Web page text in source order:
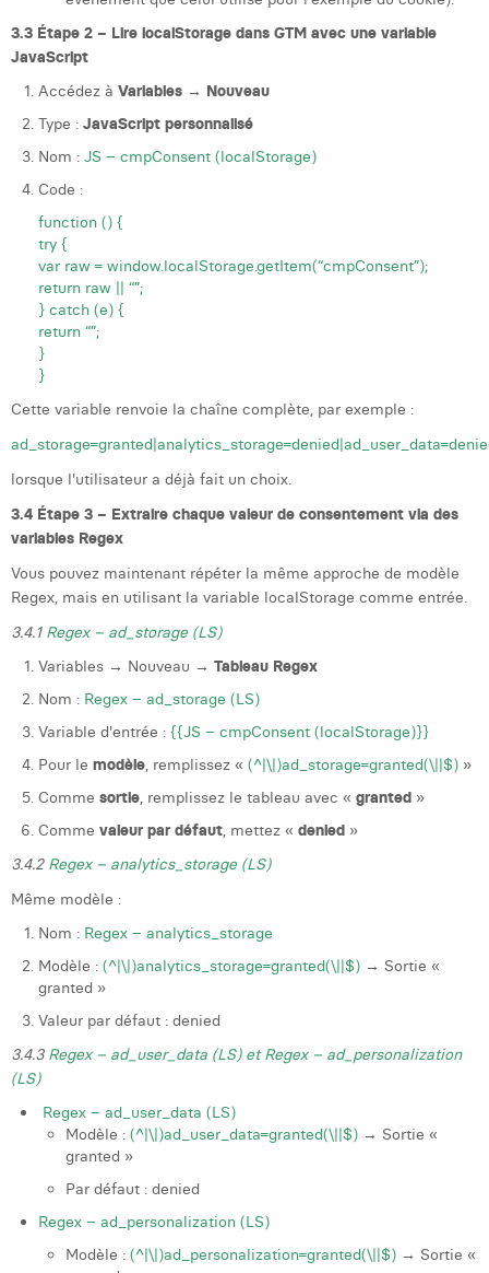
3.3 Étape 2 – Lire localStorage dans GTM avec une variable
JavaScript
Accédez à Variables → Nouveau
Type : JavaScript personnalisé
Nom : JS – cmpConsent (localStorage)
Code :
function () {
try {
var raw = window.localStorage.getItem(“cmpConsent”);
return raw || “”;
} catch (e) {
return “”;
}
}
Cette variable renvoie la chaîne complète, par exemple :
lorsque l'utilisateur a déjà fait un choix.
3.4 Étape 3 – Extraire chaque valeur de consentement via des
variables Regex
Vous pouvez maintenant répéter la même approche de modèle
Regex, mais en utilisant la variable localStorage comme entrée.
3.4.1Regex – ad_storage (LS)
Variables → Nouveau → Tableau Regex
Nom : Regex – ad_storage (LS)
Variable d'entrée : {{JS – cmpConsent (localStorage)}}
Pour le modèle, remplissez « (^|\|)ad_storage=granted(\||$) »
Comme sortie, remplissez le tableau avec « granted »
Comme valeur par défaut, mettez « denied »
3.4.2 Regex – analytics_storage (LS)
Même modèle :
Nom : Regex – analytics_storage
Modèle : (^|\|)analytics_storage=granted(\||$) → Sortie «
granted »
Valeur par défaut : denied
3.4.3Regex – ad_user_data (LS) et Regex – ad_personalization
(LS)
Regex – ad_user_data (LS)
Modèle : (^|\|)ad_user_data=granted(\||$) → Sortie «
granted »
Par défaut : denied
Regex – ad_personalization (LS)
Modèle : (^|\|)ad_personalization=granted(\||$) → Sortie «